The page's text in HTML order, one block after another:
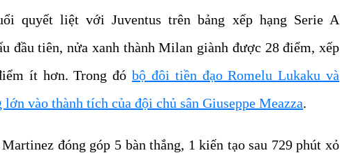
quyết liệt với Juventus trên bảng xếp hạng Serie A
đầu tiên, nửa xanh thành Milan giành được 28 điểm, xếp
ít hơn. Trong đóbộ đôi tiền đạo Romelu Lukaku và
vào thành tích của đội chủ sân Giuseppe Meazza.
đóng góp 5 bàn thắng, 1 kiến tạo sau 729 phút xỏ